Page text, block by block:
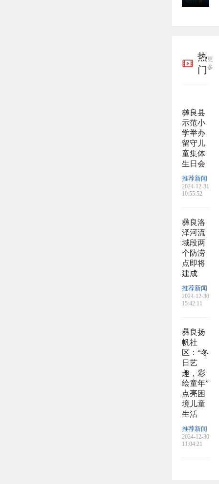
热
门
更
多
彝良县
示范小
学举办
留守儿
童集体
生日会
推荐新闻
2024-12-31
10:55:52
彝良洛
泽河流
域段两
个防涝
点即将
建成
推荐新闻
2024-12-30
15:42:11
彝良扬
帆社
区：“冬
日艺
趣，彩
绘童年”
点亮困
境儿童
生活
推荐新闻
2024-12-30
11:04:21